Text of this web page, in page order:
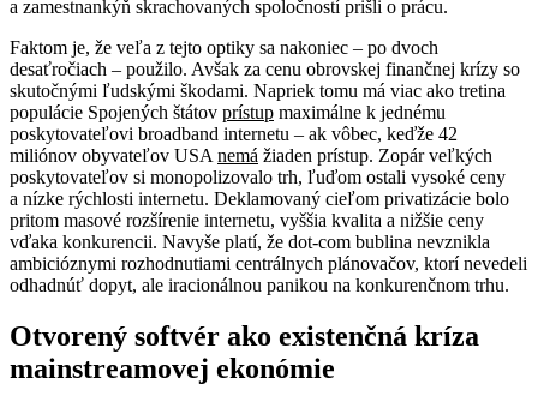
a zamestnankýň skrachovaných spoločností prišli o prácu.
Faktom je, že veľa z tejto optiky sa nakoniec – po dvoch
desaťročiach – použilo. Avšak za cenu obrovskej finančnej krízy so
skutočnými ľudskými škodami. Napriek tomu má viac ako tretina
populácie Spojených štátov prístup maximálne k jednému
poskytovateľovi broadband internetu – ak vôbec, keďže 42
miliónov obyvateľov USA nemá žiaden prístup. Zopár veľkých
poskytovateľov si monopolizovalo trh, ľuďom ostali vysoké ceny
a nízke rýchlosti internetu. Deklamovaný cieľom privatizácie bolo
pritom masové rozšírenie internetu, vyššia kvalita a nižšie ceny
vďaka konkurencii. Navyše platí, že dot-com bublina nevznikla
ambicióznymi rozhodnutiami centrálnych plánovačov, ktorí nevedeli
odhadnúť dopyt, ale iracionálnou panikou na konkurenčnom trhu.
Otvorený softvér ako existenčná kríza
mainstreamovej ekonómie